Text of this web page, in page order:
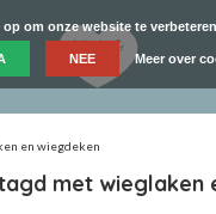
en wiegdeken
met wieglaken
om onze website te
NEE Meer over